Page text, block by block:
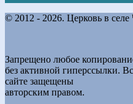
© 2012 - 2026. Церковь в
Запрещено любое
без активной гиперссылки.
сайте защещены
авторским правом.